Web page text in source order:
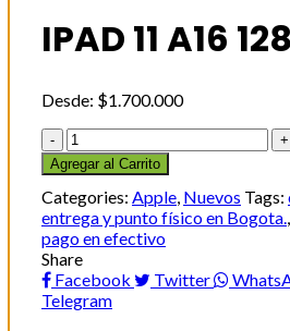
IPAD 11 A16
Desde: $1.700.000
Cantidad
Agregar al Carrito
Categories: Apple, Nuevos Tags:
entrega y punto físico en Bogota.,
pago en efectivo
Share
Facebook
Twitter
Telegram